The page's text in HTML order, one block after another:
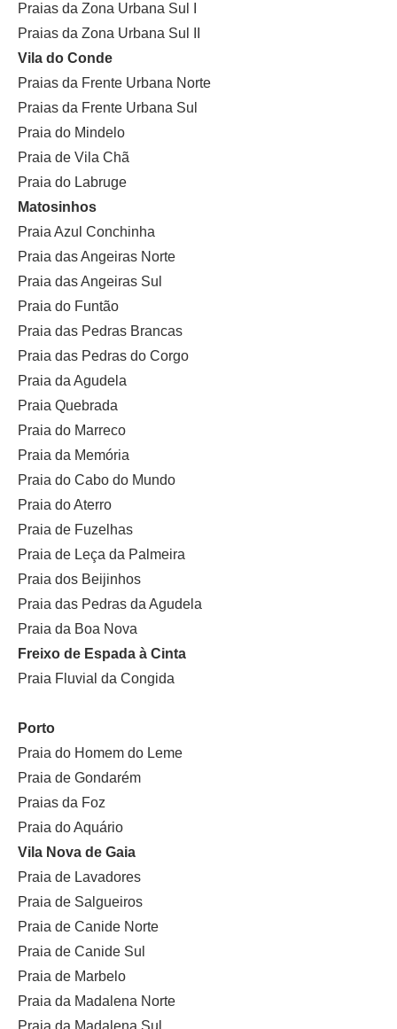
Praias da Zona Urbana Sul I
Praias da Zona Urbana Sul II
Vila do Conde
Praias da Frente Urbana Norte
Praias da Frente Urbana Sul
Praia do Mindelo
Praia de Vila Chã
Praia do Labruge
Matosinhos
Praia Azul Conchinha
Praia das Angeiras Norte
Praia das Angeiras Sul
Praia do Funtão
Praia das Pedras Brancas
Praia das Pedras do Corgo
Praia da Agudela
Praia Quebrada
Praia do Marreco
Praia da Memória
Praia do Cabo do Mundo
Praia do Aterro
Praia de Fuzelhas
Praia de Leça da Palmeira
Praia dos Beijinhos
Praia das Pedras da Agudela
Praia da Boa Nova
Freixo de Espada à Cinta
Praia Fluvial da Congida
Porto
Praia do Homem do Leme
Praia de Gondarém
Praias da Foz
Praia do Aquário
Vila Nova de Gaia
Praia de Lavadores
Praia de Salgueiros
Praia de Canide Norte
Praia de Canide Sul
Praia de Marbelo
Praia da Madalena Norte
Praia da Madalena Sul